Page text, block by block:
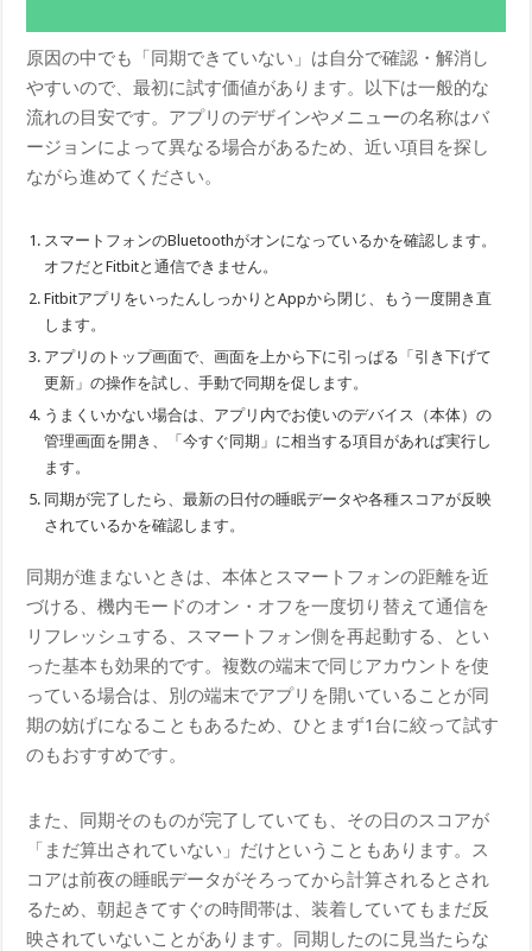
原因の中でも「同期できていない」は自分で確認・解消し
やすいので、最初に試す価値があります。以下は一般的な
流れの目安です。アプリのデザインやメニューの名称はバ
ージョンによって異なる場合があるため、近い項目を探し
ながら進めてください。
スマートフォンのBluetoothがオンになっているかを確認します。
オフだとFitbitと通信できません。
FitbitアプリをいったんしっかりとAppから閉じ、もう一度開き直
します。
アプリのトップ画面で、画面を上から下に引っぱる「引き下げて
更新」の操作を試し、手動で同期を促します。
うまくいかない場合は、アプリ内でお使いのデバイス（本体）の
管理画面を開き、「今すぐ同期」に相当する項目があれば実行し
ます。
同期が完了したら、最新の日付の睡眠データや各種スコアが反映
されているかを確認します。
同期が進まないときは、本体とスマートフォンの距離を近
づける、機内モードのオン・オフを一度切り替えて通信を
リフレッシュする、スマートフォン側を再起動する、とい
った基本も効果的です。複数の端末で同じアカウントを使
っている場合は、別の端末でアプリを開いていることが同
期の妨げになることもあるため、ひとまず1台に絞って試す
のもおすすめです。
また、同期そのものが完了していても、その日のスコアが
「まだ算出されていない」だけということもあります。ス
コアは前夜の睡眠データがそろってから計算されるとされ
るため、朝起きてすぐの時間帯は、装着していてもまだ反
映されていないことがあります。同期したのに見当たらな